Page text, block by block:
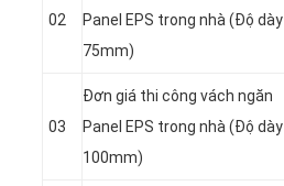
02
Panel EPS trong nhà (Độ dày
75mm)
03
Đơn giá thi công vách ngăn
Panel EPS trong nhà (Độ dày
100mm)